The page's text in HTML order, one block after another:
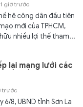
1 giờ trước
hệ công dân đầu tiên
mới của TPHCM,
nhiều lợi thế tham...
lại mạng lưới các
trước
6/8, UBND tỉnh Sơn La